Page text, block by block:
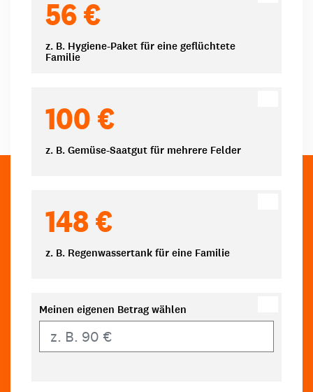
56 €
z. B. Hygiene-Paket für eine geflüchtete
Familie
100 €
z. B. Gemüse-Saatgut für mehrere Felder
148 €
z. B. Regenwassertank für eine Familie
Meinen eigenen Betrag wählen